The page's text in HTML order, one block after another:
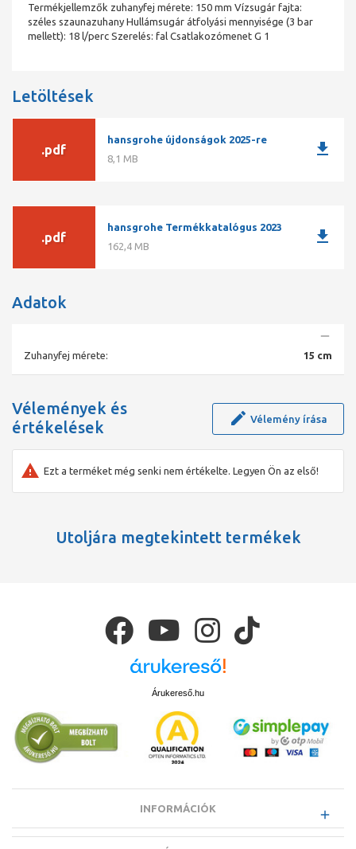
Termékjellemzők zuhanyfej mérete: 150 mm Vízsugár fajta:
széles szaunazuhany Hullámsugár átfolyási mennyisége (3 bar
mellett): 18 l/perc Szerelés: fal Csatlakozómenet G 1
Letöltések
.pdf
hansgrohe újdonságok 2025-re
8,1 MB
download
.pdf
hansgrohe Termékkatalógus 2023
162,4 MB
download
Adatok
Zuhanyfej mérete: 15 cm
Vélemények és
értékelések
Vélemény írása
Ezt a terméket még senki nem értékelte. Legyen Ön az első!
Utoljára megtekintett termékek
Árukereső.hu
INFORMÁCIÓK